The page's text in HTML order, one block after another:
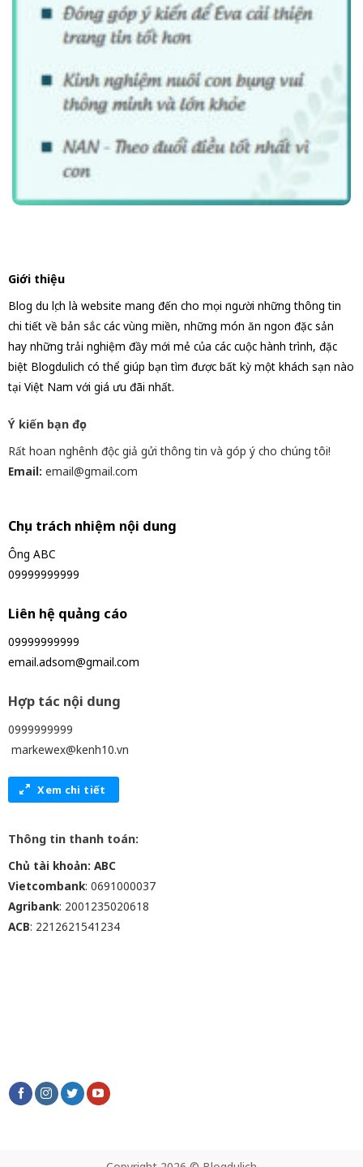
Giới thiệu
Blog du lịch là website mang đến cho mọi người những thông tin
chi tiết về bản sắc các vùng miền, những món ăn ngon đặc sản
hay những trải nghiệm đầy mới mẻ của các cuộc hành trình, đặc
biệt Blogdulich có thể giúp bạn tìm được bất kỳ một khách sạn nào
tại Việt Nam với giá ưu đãi nhất.
Ý kiến bạn đọc
Rất hoan nghênh độc giả gửi thông tin và góp ý cho chúng tôi!
Email: email@gmail.com
Chịu trách nhiệm nội dung
Ông ABC
09999999999
Liên hệ quảng cáo
09999999999
email.adsom@gmail.com
Hợp tác nội dung
0999999999
markewex@kenh10.vn
Xem chi tiết
Thông tin thanh toán:
Chủ tài khoản: ABC
Vietcombank: 0691000037
Agribank: 2001235020618
ACB: 2212621541234